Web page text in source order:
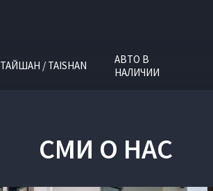
ТАЙШАН / TAISHAN
АВТО В
НАЛИЧИИ
СМИ О НАС